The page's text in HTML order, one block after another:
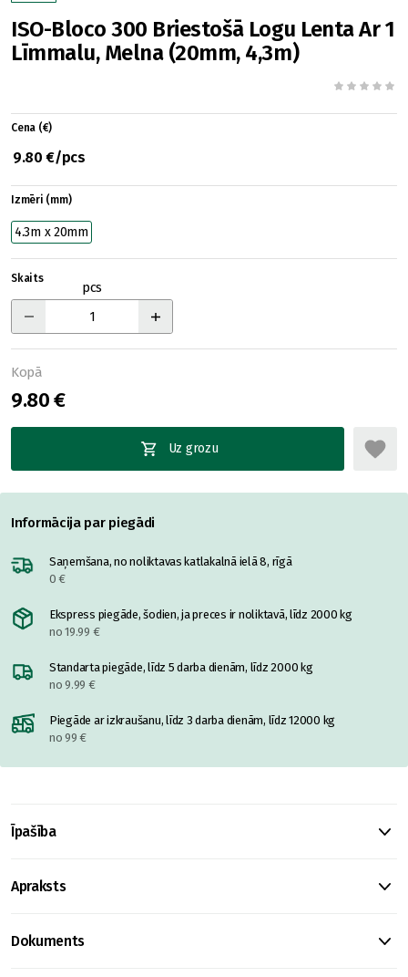
ISO-Bloco 300 Briestošā Logu Lenta Ar 1
Līmmalu, Melna (20mm, 4,3m)
Cena (€)
9.80 €/pcs
Izmēri (mm)
4.3m x 20mm
Skaits
pcs
Kopā
9.80 €
Uz grozu
Informācija par piegādi
Saņemšana, no noliktavas katlakalnā ielā 8, rīgā
0 €
Ekspress piegāde, šodien, ja preces ir noliktavā, līdz 2000 kg
no 19.99 €
Standarta piegāde, līdz 5 darba dienām, līdz 2000 kg
no 9.99 €
Piegāde ar izkraušanu, līdz 3 darba dienām, līdz 12000 kg
no 99 €
Īpašība
Apraksts
Dokuments